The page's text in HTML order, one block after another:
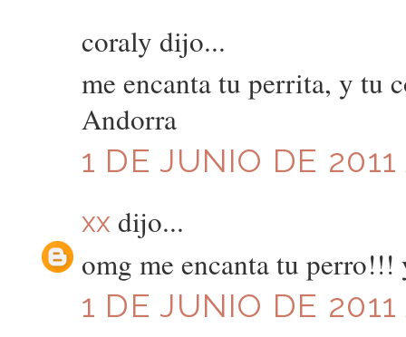
coraly dijo...
me encanta tu perrita, y tu
Andorra
1 DE JUNIO DE
xx dijo...
omg me encanta tu
1 DE JUNIO DE